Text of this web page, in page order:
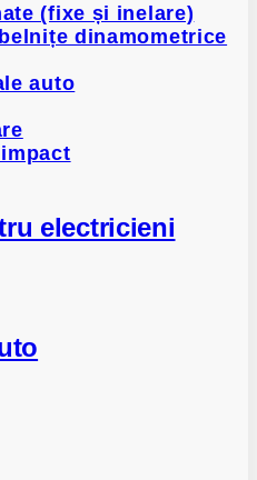
(fixe și inelare)
dinamometrice
auto
electricieni